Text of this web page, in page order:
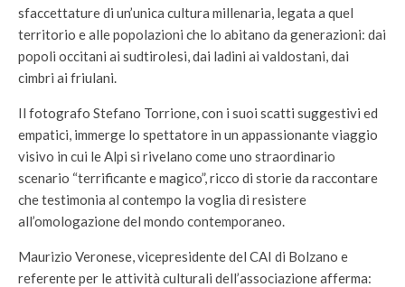
sfaccettature di un’unica cultura millenaria, legata a quel
territorio e alle popolazioni che lo abitano da generazioni: dai
popoli occitani ai sudtirolesi, dai ladini ai valdostani, dai
cimbri ai friulani.
Il fotografo Stefano Torrione, con i suoi scatti suggestivi ed
empatici, immerge lo spettatore in un appassionante viaggio
visivo in cui le Alpi si rivelano come uno straordinario
scenario “terrificante e magico”, ricco di storie da raccontare
che testimonia al contempo la voglia di resistere
all’omologazione del mondo contemporaneo.
Maurizio Veronese, vicepresidente del CAI di Bolzano e
referente per le attività culturali dell’associazione afferma: